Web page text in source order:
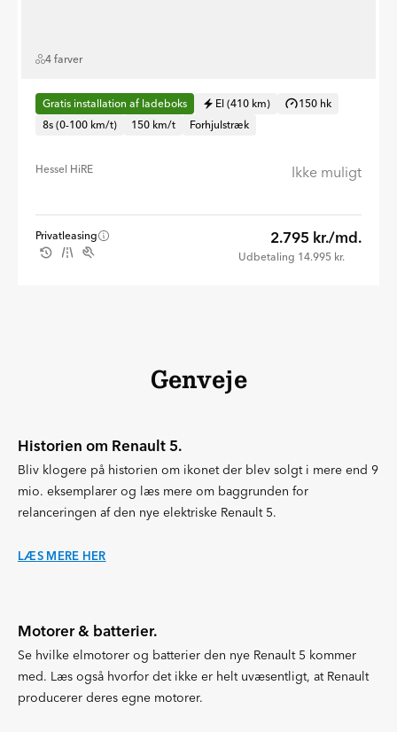
4 farver
Gratis installation af ladeboks El (410 km)
150 hk
8s (0-100 km/t)
150 km/t Forhjulstræk
Hessel HiRE Ikke muligt
Privatleasing 2.795 kr./md.
Udbetaling 14.995 kr.
Genveje
Historien om Renault 5.
Bliv klogere på historien om ikonet der blev solgt i mere end 9
mio. eksemplarer og læs mere om baggrunden for
relanceringen af den nye elektriske Renault 5.
LÆS MERE HER
Motorer & batterier.
Se hvilke elmotorer og batterier den nye Renault 5 kommer
med. Læs også hvorfor det ikke er helt uvæsentligt, at Renault
producerer deres egne motorer.